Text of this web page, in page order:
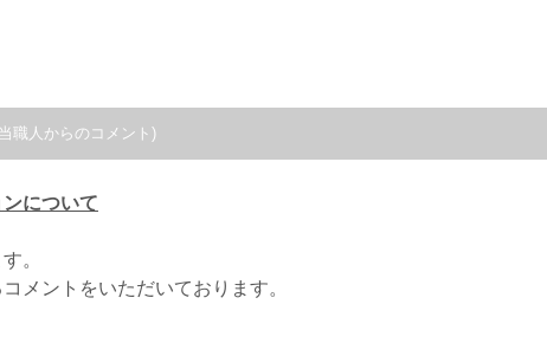
職人からのコメント)
について
。
メントをいただいております。